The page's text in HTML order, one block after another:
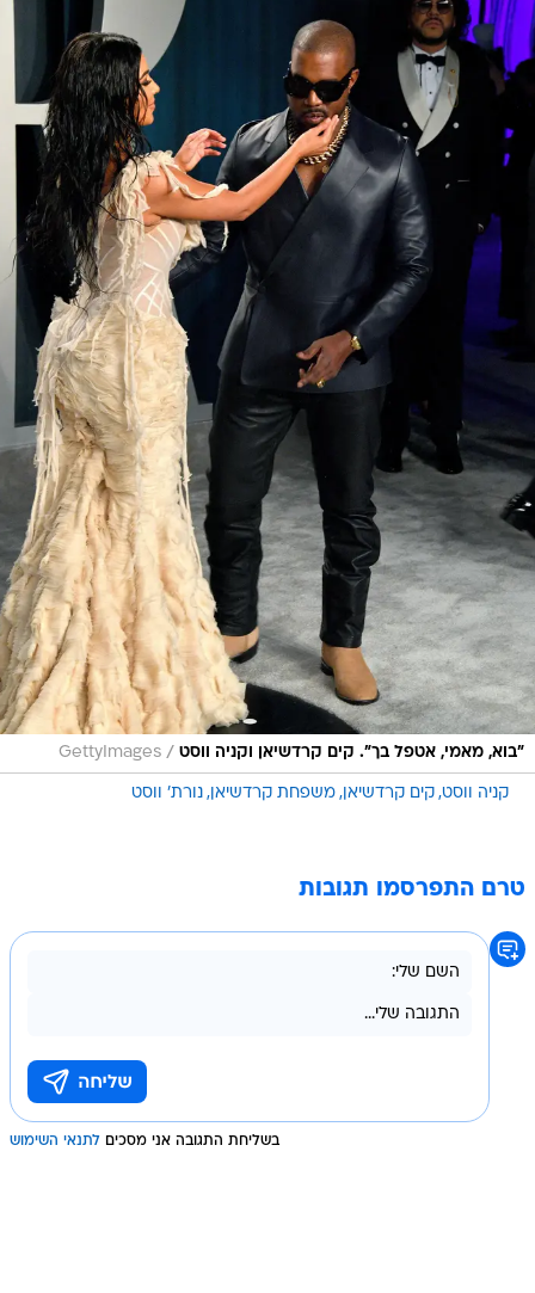
"בוא, מאמי, אטפל בך". קים קרדשיאן וקניה ווסט /
GettyImages
קניה ווסט קים קרדשיאן משפחת קרדשיאן נורת' ווסט
טרם התפרסמו תגובות
בשליחת התגובה אני מסכים לתנאי השימוש